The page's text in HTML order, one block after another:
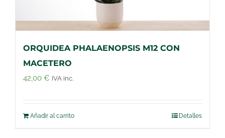
ORQUIDEA PHALAENOPSIS M12 CON
MACETERO
42,00 € IVA inc.
Añadir al carrito Detalles